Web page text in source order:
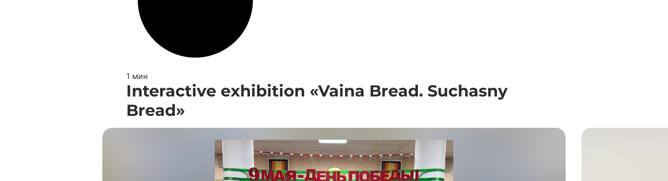
1 мин
Interactive exhibition «Vaina Bread. Suchasny
Bread»